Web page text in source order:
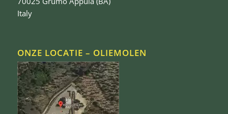
Italy
ONZE LOCATIE – OLIEMOLEN